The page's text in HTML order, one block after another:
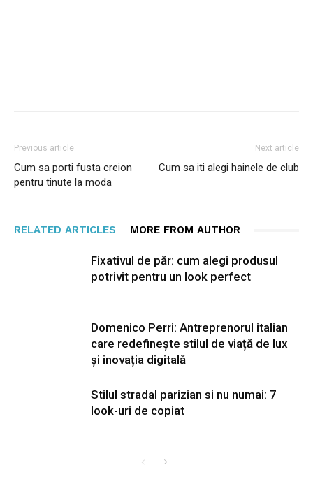
Previous article
Cum sa porti fusta creion
pentru tinute la moda
Next article
Cum sa iti alegi hainele de club
RELATED ARTICLES MORE FROM AUTHOR
Fixativul de păr: cum alegi produsul
potrivit pentru un look perfect
Domenico Perri: Antreprenorul italian
care redefinește stilul de viață de lux
și inovația digitală
Stilul stradal parizian si nu numai: 7
look-uri de copiat